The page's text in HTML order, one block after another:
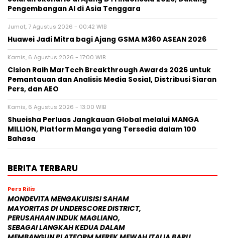
Pengembangan AI di Asia Tenggara
Jumat, 7 Agustus 2026 - 00:42 WIB
Huawei Jadi Mitra bagi Ajang GSMA M360 ASEAN 2026
Kamis, 6 Agustus 2026 - 17:00 WIB
Cision Raih MarTech Breakthrough Awards 2026 untuk
Pemantauan dan Analisis Media Sosial, Distribusi Siaran
Pers, dan AEO
Kamis, 6 Agustus 2026 - 13:00 WIB
Shueisha Perluas Jangkauan Global melalui MANGA
MILLION, Platform Manga yang Tersedia dalam 100
Bahasa
BERITA TERBARU
Pers Rilis
MONDEVITA MENGAKUISISI SAHAM
MAYORITAS DI UNDERSCORE DISTRICT,
PERUSAHAAN INDUK MAGLIANO,
SEBAGAI LANGKAH KEDUA DALAM